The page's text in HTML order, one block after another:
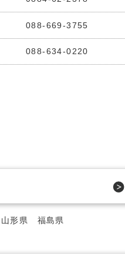
088-669-3755
088-634-0220
山形県 福島県